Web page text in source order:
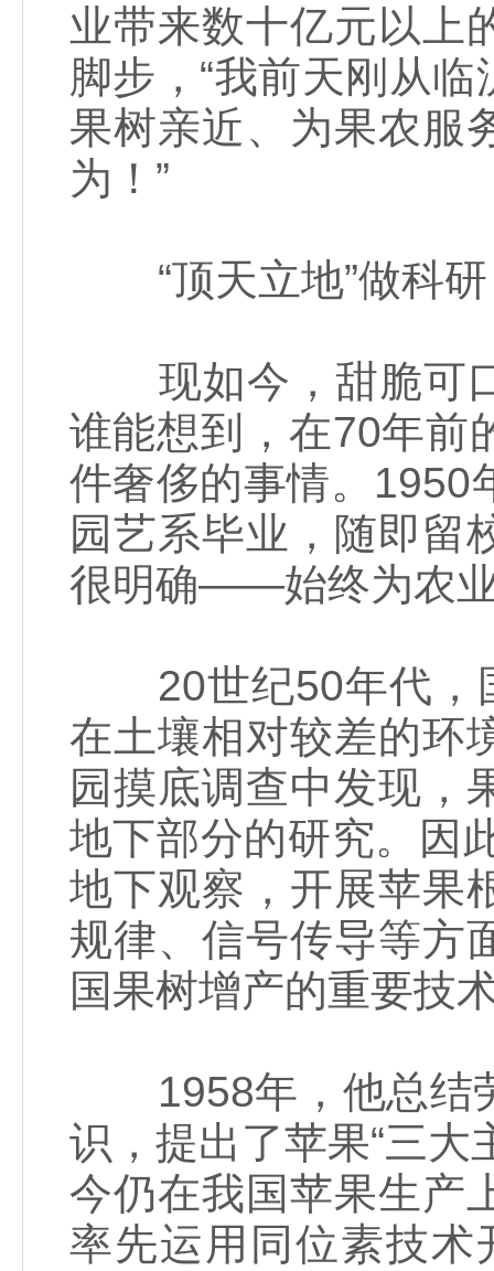
业带来数十亿元以上
脚步，“我前天刚从
果树亲近、为果农服
为！”
“顶天立地”做科研
现如今，甜脆可口
谁能想到，在70年前
件奢侈的事情。1950
园艺系毕业，随即留
很明确——始终为农
20世纪50年代，国
在土壤相对较差的环
园摸底调查中发现，
地下部分的研究。因
地下观察，开展苹果
规律、信号传导等方
国果树增产的重要技
1958年，他总结劳
识，提出了苹果“三大
今仍在我国苹果生产
率先运用同位素技术